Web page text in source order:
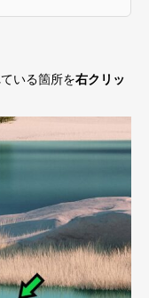
いる箇所を右クリッ